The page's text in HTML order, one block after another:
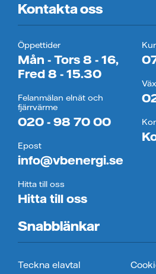
Kontakta oss
Öppettider
Mån - Tors 8 - 16,
Fred 8 - 15.30
Felanmälan elnät och
fjärrvärme
020 - 98 70 00
Epost
info@vbenergi.se
Hitta till oss
Hitta till oss
Snabblänkar
Teckna elavtal